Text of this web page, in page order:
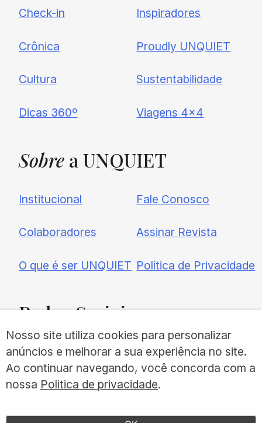
Check-in
Crônica
Cultura
Dicas 360º
Inspiradores
Proudly UNQUIET
Sustentabilidade
Viagens 4×4
Sobre a UNQUIET
Institucional
Colaboradores
O que é ser UNQUIET
Fale Conosco
Assinar Revista
Política de Privacidade
RedesSociais
TODOS OS DIREITOS RESERVADOS
Nosso site utiliza cookies para personalizar
anúncios e melhorar a sua experiência no site.
Ao continuar navegando, você concorda com a
nossa Politica de privacidade.